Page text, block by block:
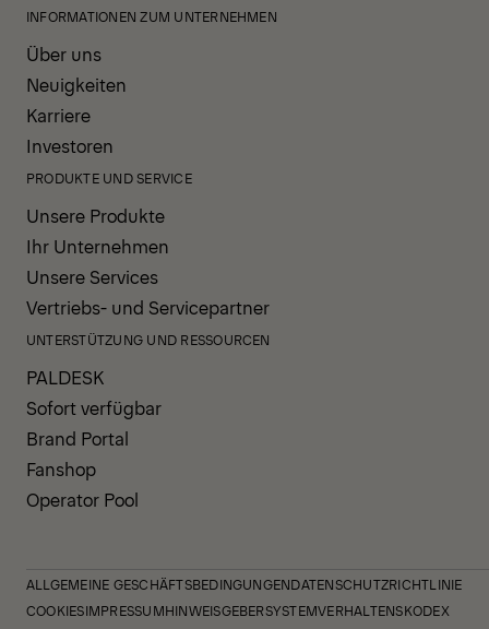
INFORMATIONEN ZUM UNTERNEHMEN
Über uns
Neuigkeiten
Karriere
Investoren
PRODUKTE UND SERVICE
Unsere Produkte
Ihr Unternehmen
Unsere Services
Vertriebs- und Servicepartner
UNTERSTÜTZUNG UND RESSOURCEN
PALDESK
Sofort verfügbar
Brand Portal
Fanshop
Operator Pool
ALLGEMEINE GESCHÄFTSBEDINGUNGENDATENSCHUTZRICHTLINIE
COOKIESIMPRESSUMHINWEISGEBERSYSTEMVERHALTENSKODEX